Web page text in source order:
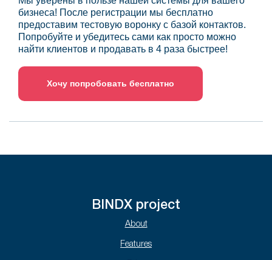
бизнеса! После регистрации мы бесплатно
предоставим тестовую воронку с базой контактов.
Попробуйте и убедитесь сами как просто можно
найти клиентов и продавать в 4 раза быстрее!
Хочу попробовать бесплатно
BINDX project
About
Features